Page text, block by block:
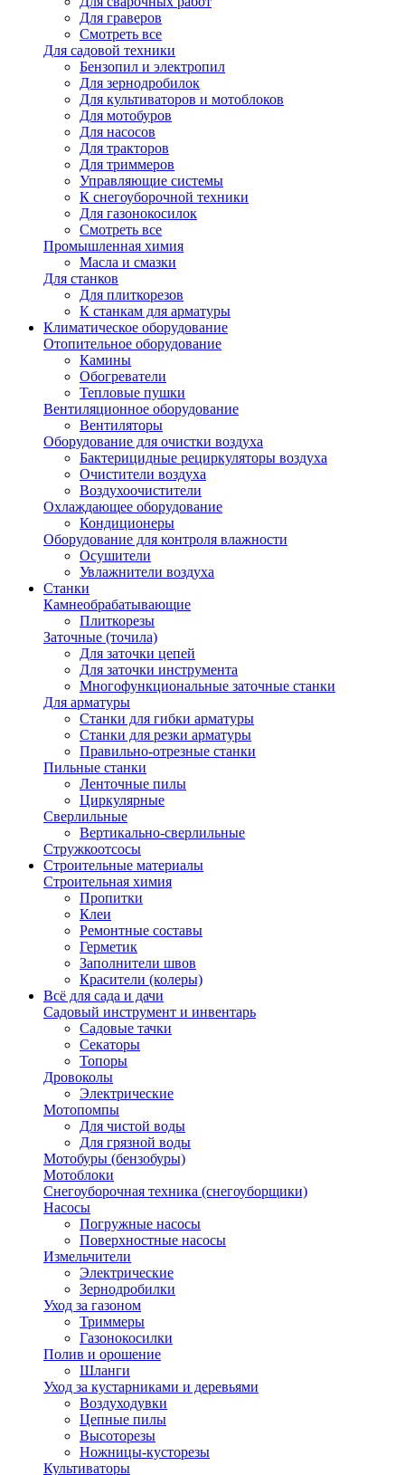
Для граверов
Смотреть все
Для садовой техники
Бензопил и электропил
Для зернодробилок
Для культиваторов и мотоблоков
Для мотобуров
Для насосов
Для тракторов
Для триммеров
Управляющие системы
К снегоуборочной техники
Для газонокосилок
Смотреть все
Промышленная химия
Масла и смазки
Для станков
Для плиткорезов
К станкам для арматуры
Климатическое оборудование
Отопительное оборудование
Камины
Обогреватели
Тепловые пушки
Вентиляционное оборудование
Вентиляторы
Оборудование для очистки воздуха
Бактерицидные рециркуляторы воздуха
Очистители воздуха
Воздухоочистители
Охлаждающее оборудование
Кондиционеры
Оборудование для контроля влажности
Осушители
Увлажнители воздуха
Станки
Камнеобрабатывающие
Плиткорезы
Заточные (точила)
Для заточки цепей
Для заточки инструмента
Многофункциональные заточные станки
Для арматуры
Станки для гибки арматуры
Станки для резки арматуры
Правильно-отрезные станки
Пильные станки
Ленточные пилы
Циркулярные
Сверлильные
Вертикально-сверлильные
Стружкоотсосы
Строительные материалы
Строительная химия
Пропитки
Клеи
Ремонтные составы
Герметик
Заполнители швов
Красители (колеры)
Всё для сада и дачи
Садовый инструмент и инвентарь
Садовые тачки
Секаторы
Топоры
Дровоколы
Электрические
Мотопомпы
Для чистой воды
Для грязной воды
Мотобуры (бензобуры)
Мотоблоки
Снегоуборочная техника (снегоуборщики)
Насосы
Погружные насосы
Поверхностные насосы
Измельчители
Электрические
Зернодробилки
Уход за газоном
Триммеры
Газонокосилки
Полив и орошение
Шланги
Уход за кустарниками и деревьями
Воздуходувки
Цепные пилы
Высоторезы
Ножницы-кусторезы
Культиваторы